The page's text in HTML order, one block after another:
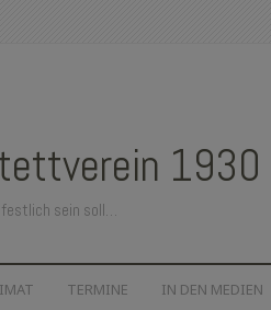
1930
festlich sein soll…
TERMINE IN DEN MEDIEN